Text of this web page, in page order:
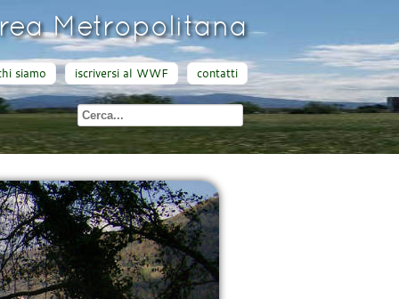
Metropolitana
siamo iscriversi al WWF contatti